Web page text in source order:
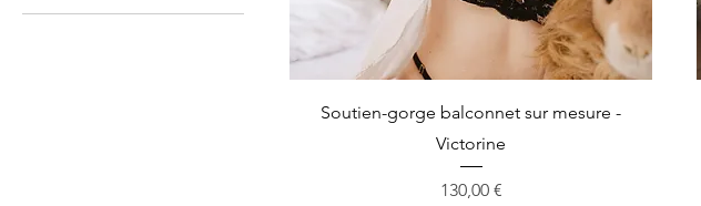
Soutien-gorge balconnet sur mesure -
Victorine
Prix
130,00 €